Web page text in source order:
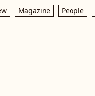
Magazine People